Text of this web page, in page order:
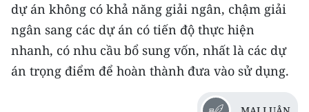
dự án không có khả năng giải ngân, chậm giải
ngân sang các dự án có tiến độ thực hiện
nhanh, có nhu cầu bổ sung vốn, nhất là các dự
án trọng điểm để hoàn thành đưa vào sử dụng.